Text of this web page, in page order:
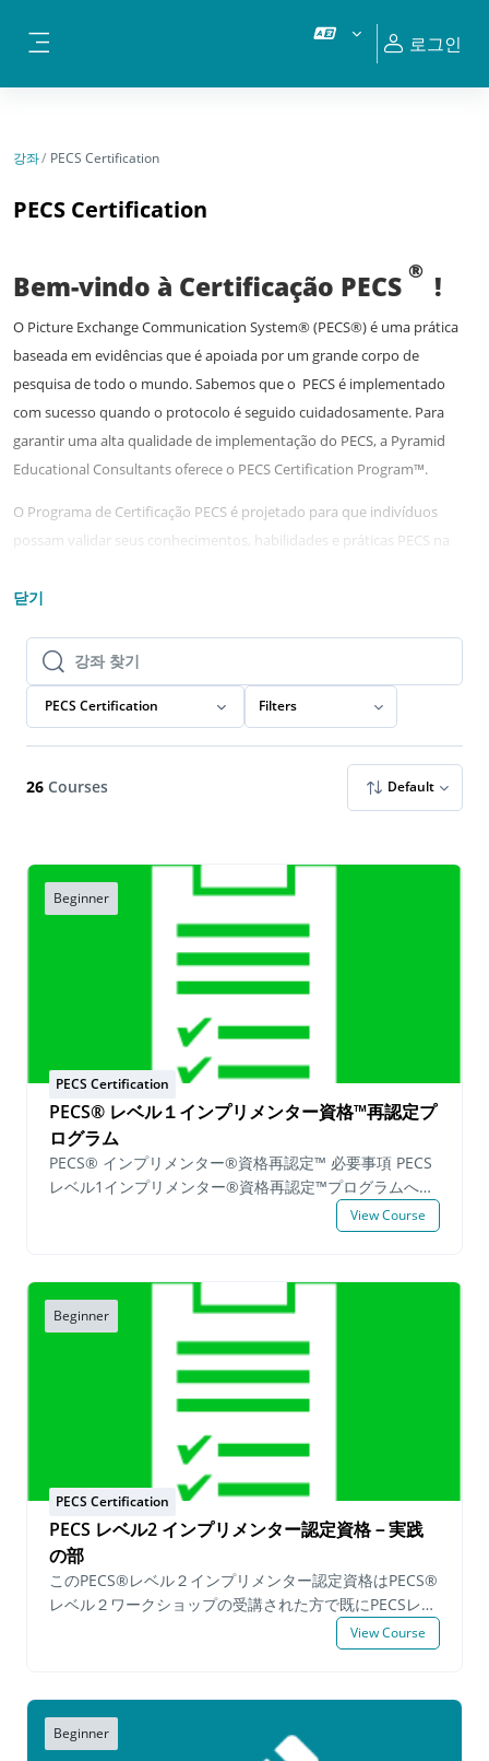
로그인
강좌 PECS Certification
PECS Certification
Bem-vindo à Certificação PECS ® !
O Picture Exchange Communication System® (PECS®) é uma prática
baseada em evidências que é apoiada por um grande corpo de
pesquisa de todo o mundo. Sabemos que o PECS é implementado
com sucesso quando o protocolo é seguido cuidadosamente. Para
garantir uma alta qualidade de implementação do PECS, a Pyramid
Educational Consultants oferece o PECS Certification Program™.
O Programa de Certificação PECS é projetado para que indivíduos
possam validar seus conhecimentos, habilidades e práticas PECS na
concluírem com sucesso os níveis do programa obterão
PECS Manager™.
aqui.
Clique aqui para Perguntas Frequentes relacionadas à Certificação
PECS.
Se você não vir seu país abaixo,
de países e o escritório da Pyramid Educational Consultant que atende
cada país. Se você não vir seu país listado, envie um e-mail
o protocolo PECS. Este programa de certificação é destinado a
indivíduos que participaram de um Workshop de Treinamento PECS
Nível 1 e/ou PECS Nível 2. Para obter informações sobre como
participar de um workshop, visite nosso site emwww.pecs.com.
닫기
강좌 찾기
강좌 찾기
PECS Certification Filters
26 Courses Default
Beginner
PECS Certification
PECS® レベル１インプリメンター資格™再認定プ
ログラム
PECS® インプリメンター®資格再認定™ 必要事項 PECS
レベル1インプリメンター®資格再認定™プログラムへの
参加を希望する候補者は、申請日から1年以内にPECSレ
ベル1トレーニングまたはPECSレベル2トレーニングに参
持している必要があります。 PECSのインプリメンター
認定を維持したい方は、PECSレベル1インプリメンター
再認定プログラムに登録し以下の必須事項を満たすこと
で、認定を維持することができます。 実践必須事項: 機
能的な活動内でのPECSの実践 4-ステップエラー修正 実
実践されているかの説明 実践映像と筆記提出物に関して
定™プロセスは自分のペースで進められるプログラムで
すが、申請者は申請日から6か月以内にすべての必要事項
を完了する必要があります。 Upon successfully
completing the demonstration requirements a
Certification of Completion for the PECS Level 1
Implementer Certification Program™ is issued. The
PECS Level 1 Certified Implementer™ status is valid
certificate may continue on to the PECS Level 2
Implementer Certification Program™. Prerequisites:
View Course
Beginner
PECS Certification
PECS レベル2 インプリメンター認定資格－実践
の部
このPECS®レベル２インプリメンター認定資格はPECS®
レベル２ワークショップの受講された方で既にPECSレベ
ル２知識試験に合格し、「教育へのピラミッドアプロー
チ🄬」とPECS🄬を教える６つのフェイズの手続きの上級
2インプリメンター認定が授与されます。 PECS® レベル
２ 実践 の部 ™では以下の必須事項を満たす必要があり
ます : 一日を通して様々な機能的な活動のなかでPECS
View Course
Beginner